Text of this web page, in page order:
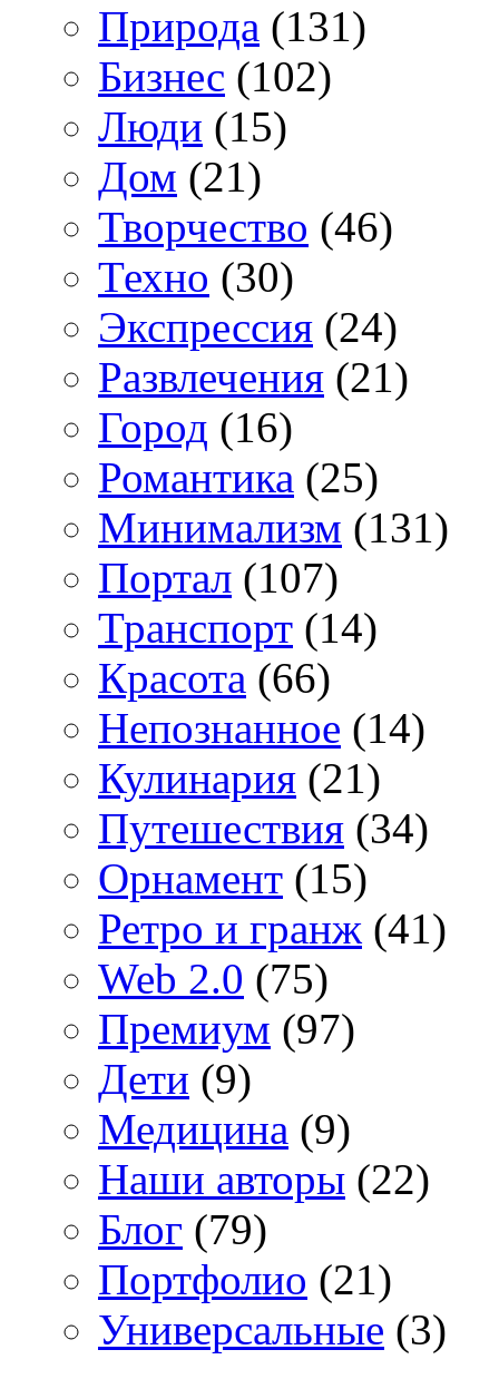
Природа (131)
Бизнес (102)
Люди (15)
Дом (21)
Творчество (46)
Техно (30)
Экспрессия (24)
Развлечения (21)
Город (16)
Романтика (25)
Минимализм (131)
Портал (107)
Транспорт (14)
Красота (66)
Непознанное (14)
Кулинария (21)
Путешествия (34)
Орнамент (15)
Ретро и гранж (41)
Web 2.0 (75)
Премиум (97)
Дети (9)
Медицина (9)
Наши авторы (22)
Блог (79)
Портфолио (21)
Универсальные (3)